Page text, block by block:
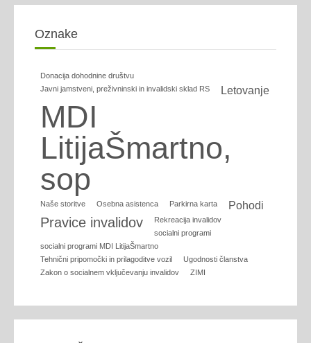
Oznake
Donacija dohodnine društvu
Javni jamstveni, preživninski in invalidski sklad RS
Letovanje
MDI
LitijaŠmartno,
sop
Naše storitve Osebna asistenca Parkirna karta Pohodi
Pravice invalidov
Rekreacija invalidov
socialni programi
socialni programi MDI LitijaŠmartno
Tehnični pripomočki in prilagoditve vozil
Ugodnosti članstva
Zakon o socialnem vključevanju invalidov
ZIMI